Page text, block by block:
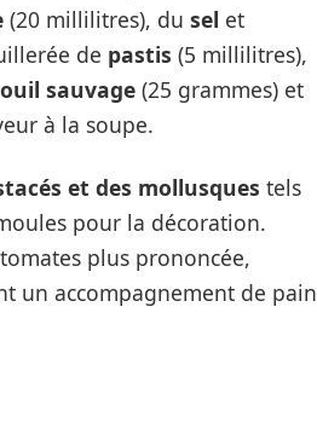
(20 millilitres), du sel et
de pastis (5 millilitres),
sauvage(25 grammes) et
à la soupe.
et des mollusques tels
pour la décoration.
plus prononcée,
un accompagnement de pain